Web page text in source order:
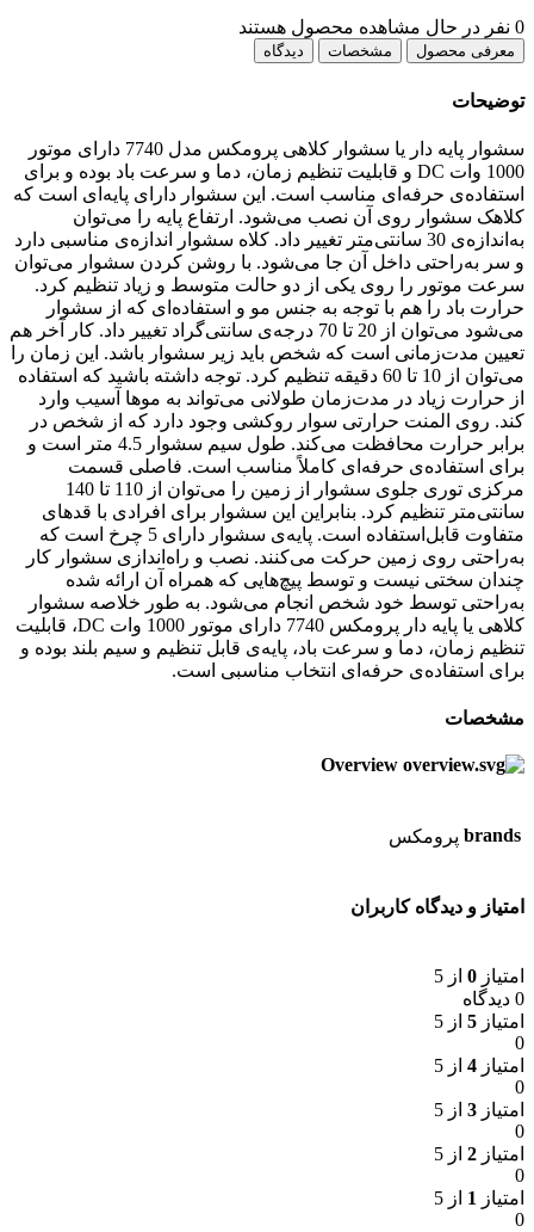
0 نفر در حال مشاهده محصول هستند
معرفی محصول مشخصات دیدگاه
توضیحات
سشوار پایه دار یا سشوار کلاهی پرومکس مدل 7740 دارای موتور
1000 وات DC و قابلیت تنظیم زمان، دما و سرعت باد بوده و برای
استفاده‌ی حرفه‌ای مناسب است. این سشوار دارای پایه‌ای است که
کلاهک سشوار روی آن نصب می‌شود. ارتفاع پایه را می‌توان
به‌اندازه‌ی 30 سانتی‌متر تغییر داد. کلاه سشوار اندازه‌ی مناسبی دارد
و سر به‌راحتی داخل آن جا می‌شود. با روشن کردن سشوار می‌توان
سرعت موتور را روی یکی از دو حالت متوسط و زیاد تنظیم کرد.
حرارت باد را هم با توجه به جنس مو و استفاده‌ای که از سشوار
می‌شود می‌توان از 20 تا 70 درجه‌ی سانتی‌گراد تغییر داد. کار آخر هم
تعیین مدت‌زمانی است که شخص باید زیر سشوار باشد. این زمان را
می‌توان از 10 تا 60 دقیقه تنظیم کرد. توجه داشته باشید که استفاده
از حرارت زیاد در مدت‌زمان طولانی می‌تواند به موها آسیب وارد
کند. روی المنت حرارتی سوار روکشی وجود دارد که از شخص در
برابر حرارت محافظت می‌کند. طول سیم سشوار 4.5 متر است و
برای استفاده‌ی حرفه‌ای کاملاً مناسب است. فاصلی قسمت
مرکزی توری جلوی سشوار از زمین را می‌توان از 110 تا 140
سانتی‌متر تنظیم کرد. بنابراین این سشوار برای افرادی با قدهای
متفاوت قابل‌استفاده است. پایه‌ی سشوار دارای 5 چرخ است که
به‌راحتی روی زمین حرکت می‌کنند. نصب و راه‌اندازی سشوار کار
چندان سختی نیست و توسط پیچ‌هایی که همراه آن ارائه شده
به‌راحتی توسط خود شخص انجام می‌شود. به طور خلاصه سشوار
کلاهی یا پایه دار پرومکس 7740 دارای موتور 1000 وات DC، قابلیت
تنظیم زمان، دما و سرعت باد، پایه‌ی قابل تنظیم و سیم بلند بوده و
برای استفاده‌ی حرفه‌ای انتخاب مناسبی است.
مشخصات
Overview
brands پرومکس
امتیاز و دیدگاه کاربران
امتیاز 0 از 5
0 دیدگاه
امتیاز 5 از 5
0
امتیاز 4 از 5
0
امتیاز 3 از 5
0
امتیاز 2 از 5
0
امتیاز 1 از 5
0